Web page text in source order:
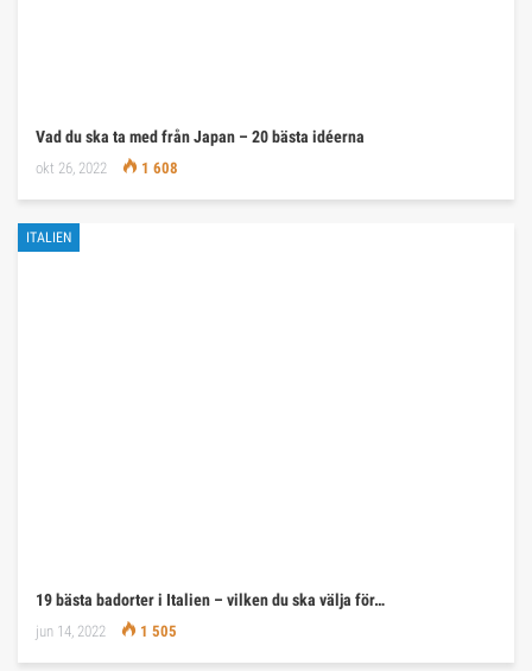
Vad du ska ta med från Japan – 20 bästa idéerna
okt 26, 2022 1 608
ITALIEN
19 bästa badorter i Italien – vilken du ska välja för…
jun 14, 2022 1 505